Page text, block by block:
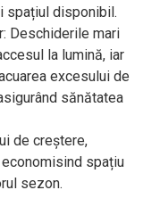
spațiul disponibil.
Deschiderile mari
la lumină, iar
excesului de
sănătatea
de creștere,
spațiu
sezon.